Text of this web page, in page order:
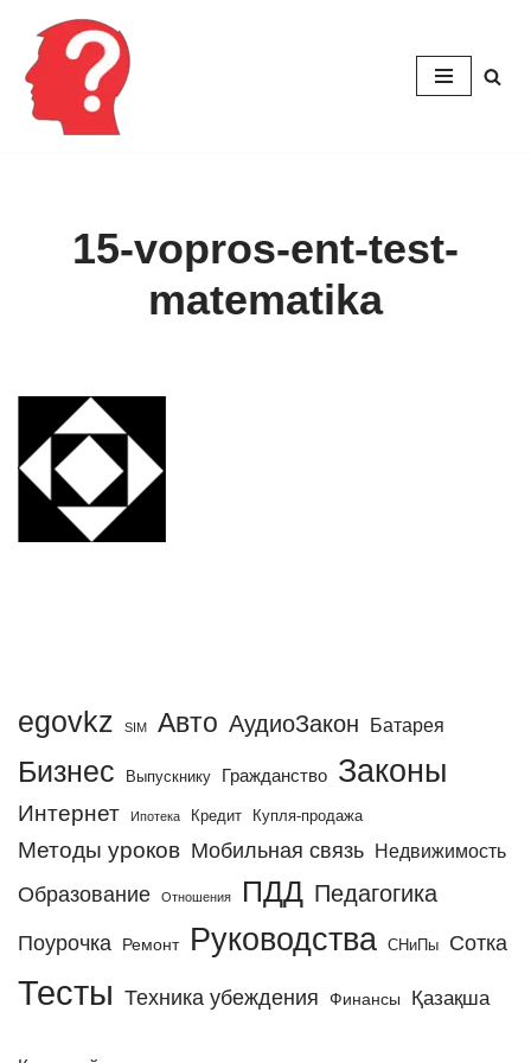
Перейти
содержимому
15-vopros-ent-test-
matematika
egovkz SIM Авто АудиоЗакон Батарея
Бизнес Выпускнику Гражданство Законы
Интернет Ипотека Кредит Купля-продажа
Методы уроков Мобильная связь Недвижимость
Образование Отношения ПДД Педагогика
Поурочка Ремонт Руководства СНиПы Сотка
Тесты Техника убеждения Финансы Қазақша